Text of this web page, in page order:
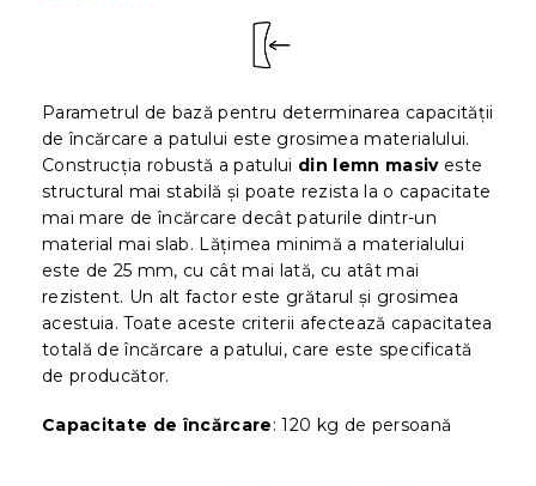
Parametrul de bază pentru determinarea capacității
de încărcare a patului este grosimea materialului.
Construcția robustă a patului din lemn masiveste
structural mai stabilă și poate rezista la o capacitate
mai mare de încărcare decât paturile dintr-un
material mai slab. Lățimea minimă a materialului
este de 25 mm, cu cât mai lată, cu atât mai
rezistent. Un alt factor este grătarul și grosimea
acestuia. Toate aceste criterii afectează capacitatea
totală de încărcare a patului, care este specificată
de producător.
Capacitate de încărcare: 120 kg de persoană